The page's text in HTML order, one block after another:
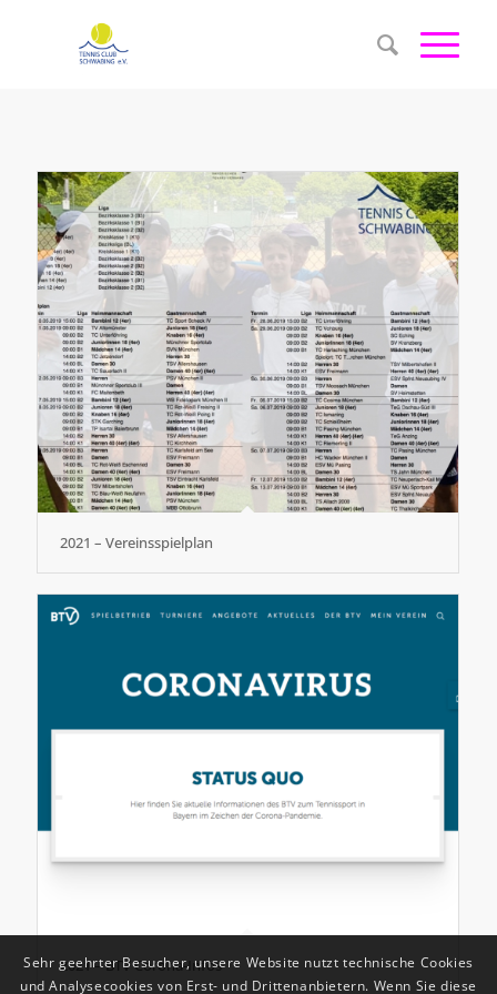
2021 – Vereinsspielplan
2021 – BTV Corona-Infos
Sehr geehrter Besucher, unsere Website nutzt technische Cookies
und Analysecookies von Erst- und Drittenanbietern. Wenn Sie diese